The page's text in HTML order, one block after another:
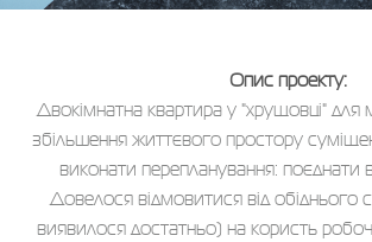
Опис проекту:
Двокімнатна квартира у "хрущовці"
збільшення життєвого простору
виконати перепланування: поєднати
Довелося відмовитися від обіднього
виявилося достатньо) на користь